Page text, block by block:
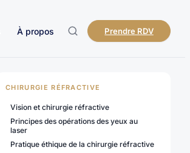
À propos Prendre RDV
CHIRURGIE RÉFRACTIVE
Vision et chirurgie réfractive
Principes des opérations des yeux au
laser
Pratique éthique de la chirurgie réfractive